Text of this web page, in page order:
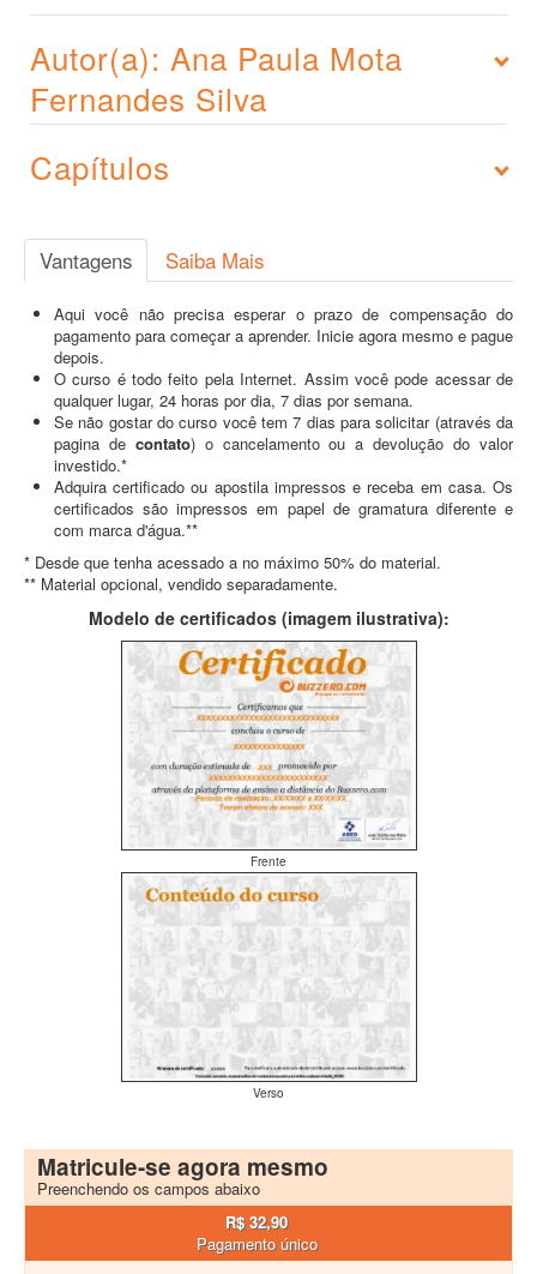
Autor(a): Ana Paula Mota
Fernandes Silva
Capítulos
Vantagens Saiba Mais
Aqui você não precisa esperar o prazo de compensação do
pagamento para começar a aprender. Inicie agora mesmo e pague
depois.
O curso é todo feito pela Internet. Assim você pode acessar de
qualquer lugar, 24 horas por dia, 7 dias por semana.
Se não gostar do curso você tem 7 dias para solicitar (através da
pagina de contato) o cancelamento ou a devolução do valor
investido.*
Adquira certificado ou apostila impressos e receba em casa. Os
certificados são impressos em papel de gramatura diferente e
com marca d'água.**
* Desde que tenha acessado a no máximo 50% do material.
** Material opcional, vendido separadamente.
Modelo de certificados (imagem ilustrativa):
Frente
Verso
Matricule-se agora mesmo
Preenchendo os campos abaixo
R$ 32,90
Pagamento único